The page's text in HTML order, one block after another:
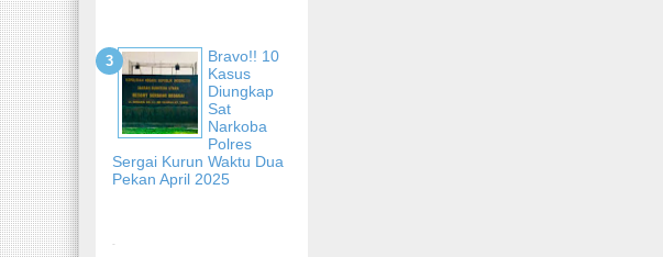
Bravo!! 10
Kasus
Diungkap
Sat
Narkoba
Polres
Sergai Kurun Waktu Dua
Pekan April 2025
-